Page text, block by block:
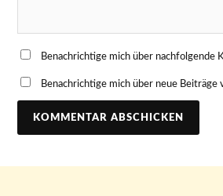
Benachrichtige mich über nachfolgende
Benachrichtige mich über neue Beiträge